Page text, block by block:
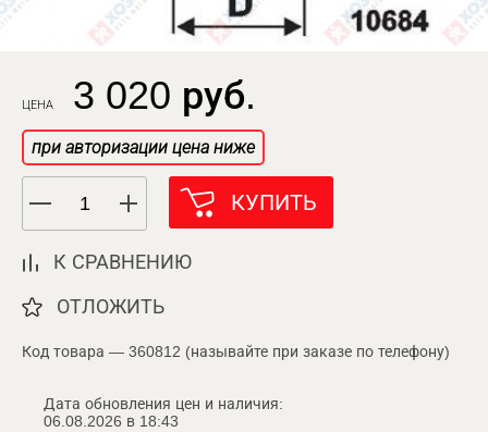
ЦЕНА 3 020 руб.
при авторизации цена ниже
КУПИТЬ
К СРАВНЕНИЮ
ОТЛОЖИТЬ
Код товара — 360812 (называйте при заказе по телефону)
Дата обновления цен и наличия:
06.08.2026 в 18:43